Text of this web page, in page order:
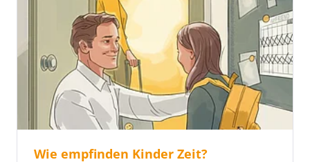
Wie empfinden Kinder Zeit?